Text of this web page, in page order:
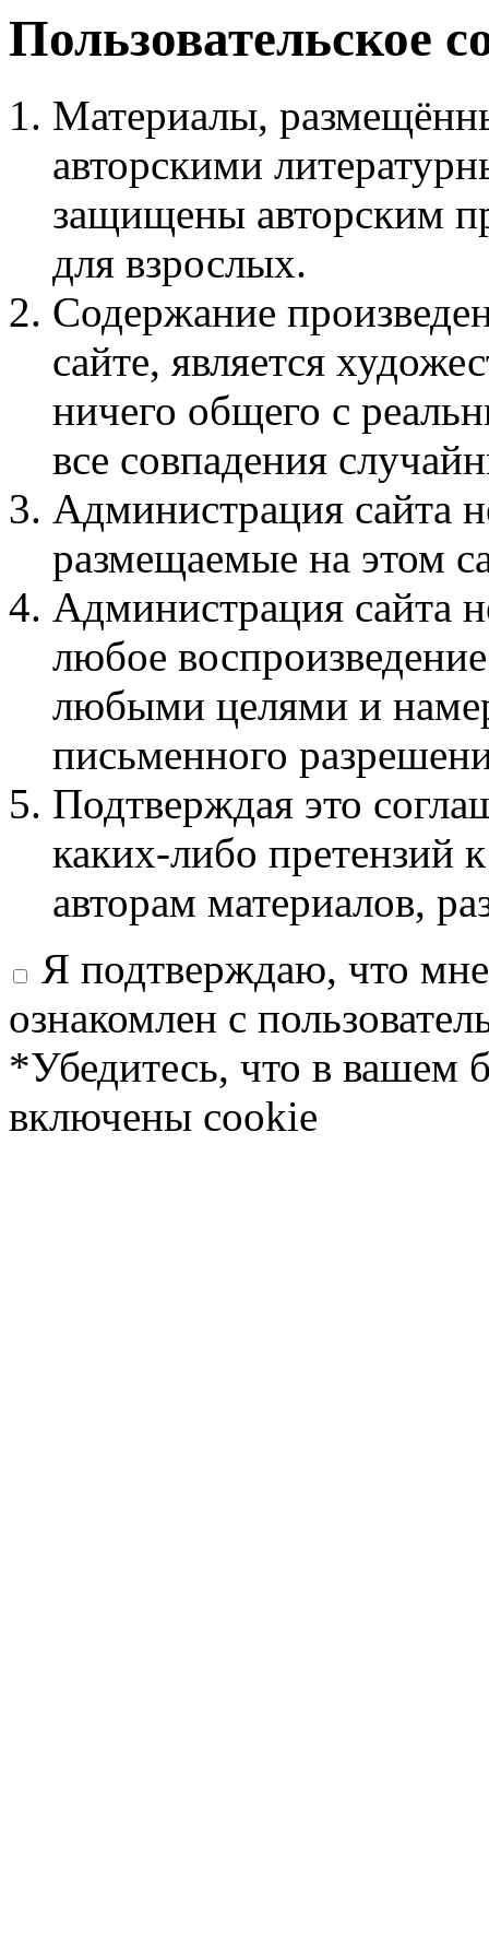
Пользовательское
Материалы,
авторскими
защищены авторским
для взрослых.
Содержание
сайте, является
ничего общего с
все совпадения
Администрация сайта
размещаемые на этом
Администрация сайта
любое
любыми целями и
письменного
Подтверждая это
каких-либо претензий
авторам материалов,
Я подтверждаю, что
ознакомлен с
*Убедитесь, что в вашем
включены cookie